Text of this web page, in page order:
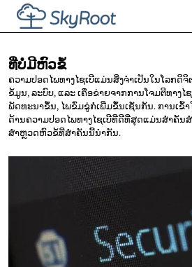
ທີ່ບໍ່ມີຫົວຂໍ້
ຄວາມປອດໄພທາງໄຊເບີແມ່ນສິ່ງຈຳເປັນໃນໂລກດິ
ຂໍ້ມູນ, ລະບົບ, ແລະ ເຄືອຂ່າຍຈາກການໂຈມຕີທາງໄ
ພັດທະນາຂຶ້ນ, ໄພຂົ່ມຂູ່ກໍ່ເພີ່ມຂຶ້ນເຊັ່ນກັນ. ການເຂົ້
ດ້ານຄວາມປອດໄພທາງໄຊເບີທີ່ດີທີ່ສຸດແມ່ນສຳຄັນ
ສຳຫຼວດຫົວຂໍ້ທີ່ສຳຄັນນີ້ນຳກັນ.